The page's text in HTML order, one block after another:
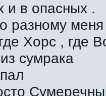
и в опасных .
разному меня
Хорс , где
сумрака